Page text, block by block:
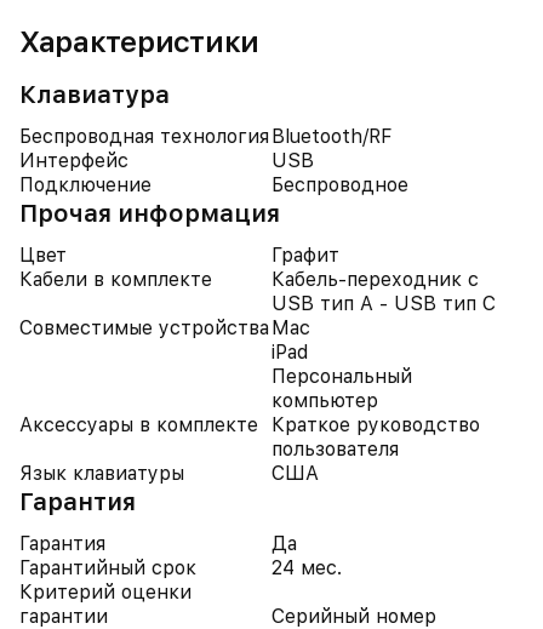
Характеристики
Клавиатура
Беспроводная технология Bluetooth/RF
Интерфейс
USB
Подключение
Беспроводное
Прочая информация
Цвет
Графит
Кабели в комплекте
Кабель-переходник с
USB тип A - USB тип C
Совместимые устройства Mac
iPad
Персональный
компьютер
Аксессуары в комплекте
Краткое руководство
пользователя
Язык клавиатуры
США
Гарантия
Гарантия
Да
Гарантийный срок
24 мес.
Критерий оценки
гарантии
Серийный номер